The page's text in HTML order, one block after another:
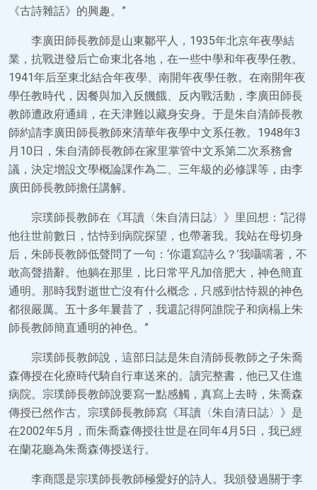
《古詩雜話》的興趣。”
李廣田師長教師是山東鄒平人，1935年北京年夜學結
業，抗戰迸發后亡命東北各地，在一些中學和年夜學任教。
1941年后至東北結合年夜學、南開年夜學任教。在南開年夜
學任教時代，因餐與加入反饑餓、反內戰活動，李廣田師長
教師遭政府通緝，在天津難以藏身安身。于是朱自清師長教
師約請李廣田師長教師來清華年夜學中文系任教。1948年3
月10日，朱自清師長教師在家里掌管中文系第二次系務會
議，決定增設文學概論課作為二、三年級的必修課等，由李
廣田師長教師擔任講解。
宗璞師長教師在《耳讀〈朱自清日誌〉》里回想：“記得
他往世前數日，怙恃到病院探望，也帶著我。我站在母切身
后，朱師長教師低聲問了一句：‘你還寫詩么？’我囁嚅著，不
敢高聲措辭。他躺在那里，比日常平凡加倍肥大，神色簡直
通明。那時我對逝世亡沒有什么概念，只感到怙恃親的神色
都很嚴厲。五十多年曩昔了，我還記得阿誰院子和病榻上朱
師長教師簡直通明的神色。”
宗璞師長教師說，這部日誌是朱自清師長教師之子朱喬
森傳授在化療時代騎自行車送來的。讀完整書，他已又住進
病院。宗璞師長教師說要寫一點感觸，真寫上去時，朱喬森
傳授已然作古。宗璞師長教師寫《耳讀〈朱自清日誌〉》是
在2002年5月，而朱喬森傳授往世是在同年4月5日，我已經
在蘭花廳為朱喬森傳授送行。
李商隱是宗璞師長教師極愛好的詩人。我頒發過關于李